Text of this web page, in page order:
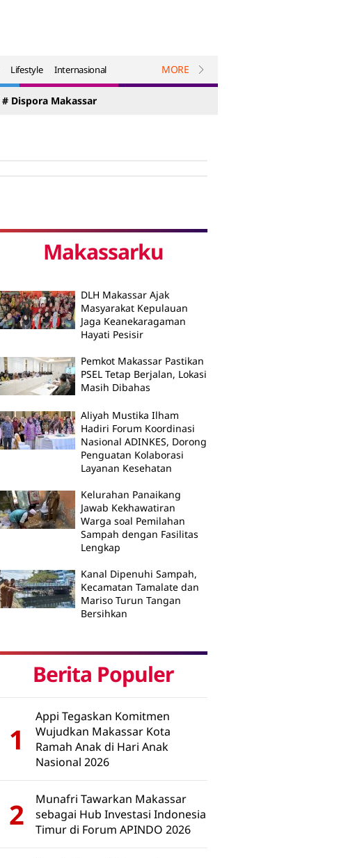
Lifestyle Internasional MORE
# Dispora Makassar
Makassarku
DLH Makassar Ajak
Masyarakat Kepulauan
Jaga Keanekaragaman
Hayati Pesisir
Pemkot Makassar Pastikan
PSEL Tetap Berjalan, Lokasi
Masih Dibahas
Aliyah Mustika Ilham
Hadiri Forum Koordinasi
Nasional ADINKES, Dorong
Penguatan Kolaborasi
Layanan Kesehatan
Kelurahan Panaikang
Jawab Kekhawatiran
Warga soal Pemilahan
Sampah dengan Fasilitas
Lengkap
Kanal Dipenuhi Sampah,
Kecamatan Tamalate dan
Mariso Turun Tangan
Bersihkan
Berita Populer
1
Appi Tegaskan Komitmen
Wujudkan Makassar Kota
Ramah Anak di Hari Anak
Nasional 2026
2
Munafri Tawarkan Makassar
sebagai Hub Investasi Indonesia
Timur di Forum APINDO 2026